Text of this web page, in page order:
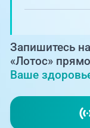
+7
ключевую
Запишитесь
«Лотос»
Ваше